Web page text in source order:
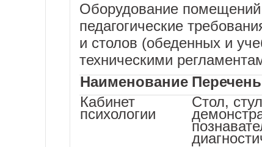
Оборудование помещений
педагогические
и столов (обеденных и
техническими
Наименование
Кабинет
психологии
Cтол,